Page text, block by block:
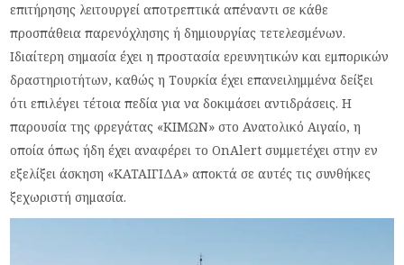
επιτήρησης λειτουργεί αποτρεπτικά απέναντι σε κάθε
προσπάθεια παρενόχλησης ή δημιουργίας τετελεσμένων.
Ιδιαίτερη σημασία έχει η προστασία ερευνητικών και εμπορικών
δραστηριοτήτων, καθώς η Τουρκία έχει επανειλημμένα δείξει
ότι επιλέγει τέτοια πεδία για να δοκιμάσει αντιδράσεις. Η
παρουσία της φρεγάτας «ΚΙΜΩΝ» στο Ανατολικό Αιγαίο, η
οποία όπως ήδη έχει αναφέρει το OnAlert συμμετέχει στην εν
εξελίξει άσκηση «ΚΑΤΑΙΓΙΔΑ» αποκτά σε αυτές τις συνθήκες
ξεχωριστή σημασία.